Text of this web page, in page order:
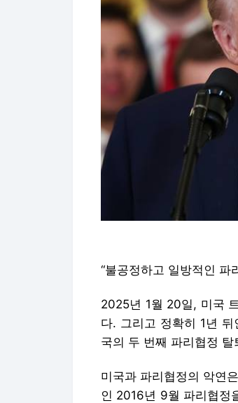
“불공정하고 일방적인 파
2025년 1월 20일, 미국
다. 그리고 정확히 1년
국의 두 번째 파리협정 탈
미국과 파리협정의 악연
인 2016년 9월 파리협정